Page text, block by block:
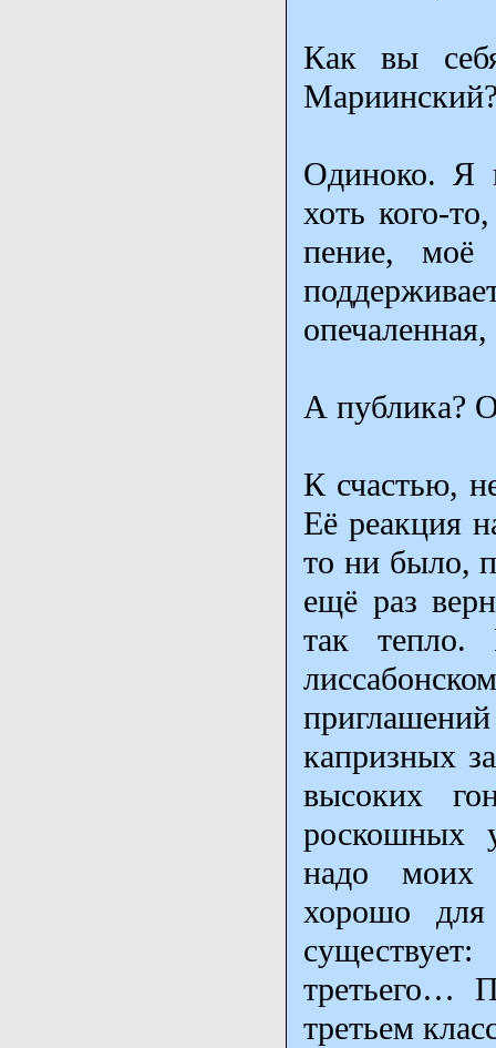
Как вы
Одиноко. Я
хоть кого-
пение, моё
А публика?
К счастью,
Её реакция
то ни было,
ещё раз
так тепло.
капризных
высоких
роскошных
надо моих
хорошо
третьего…
третьем